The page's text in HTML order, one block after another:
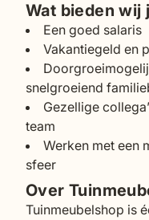
Wat bieden wij
Een goed salaris
Vakantiegeld en
snelgroeiend
Gezellige
team
Werken met een
sfeer
Over
Tuinmeubelshop is